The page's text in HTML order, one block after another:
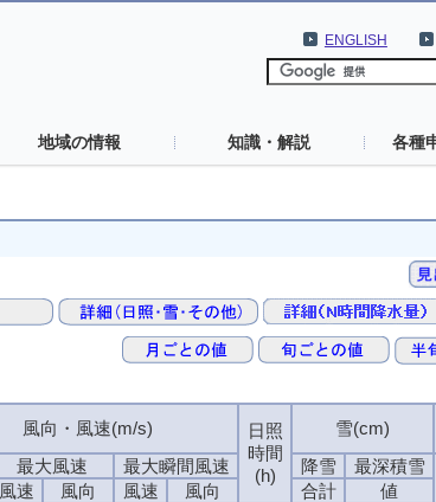
ENGLISH
地域の情報 知識・解説 各種
風向・風速(m/s)
日照
時間
(h)
雪(cm)
最大風速 最大瞬間風速 降雪 最深積雪
風速 風向 風速 風向 合計
値